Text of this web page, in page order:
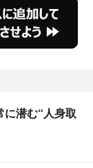
に潜む“人身取